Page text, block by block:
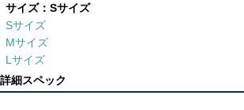
サイズ：Sサイズ
Sサイズ
Mサイズ
Lサイズ
詳細スペック